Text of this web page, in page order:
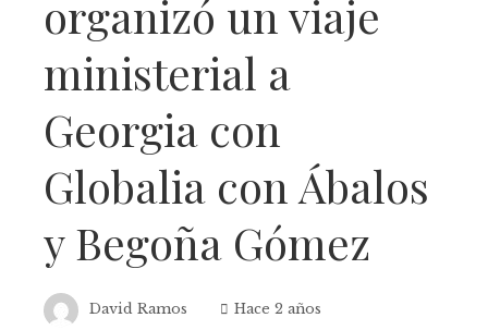
organizó un viaje
ministerial a
Georgia con
Globalia con Ábalos
y Begoña Gómez
David Ramos Hace 2 años